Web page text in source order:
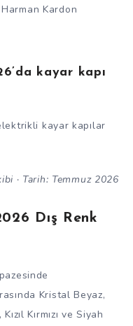
Kardon
kayar kapı
kayar kapılar
· Tarih: Temmuz 2026
Dış Renk
Kristal Beyaz,
Kırmızı ve Siyah